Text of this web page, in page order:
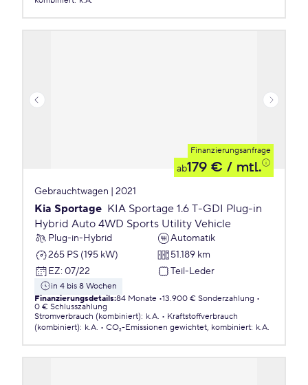
Finanzierungsanfrage
ab179 € / mtl.
Gebrauchtwagen | 2021
Kia Sportage KIA Sportage 1.6 T-GDI Plug-in
Hybrid Auto 4WD Sports Utility Vehicle
Plug-in-Hybrid
Automatik
265 PS (195 kW)
51.189 km
EZ: 07/22 Teil-Leder
in 4 bis 8 Wochen
Finanzierungsdetails:84 Monate 13.900 € Sonderzahlung
0 € Schlusszahlung
Stromverbrauch (kombiniert): k.A.
Kraftstoffverbrauch
(kombiniert): k.A. CO₂-Emissionen gewichtet, kombiniert: k.A.